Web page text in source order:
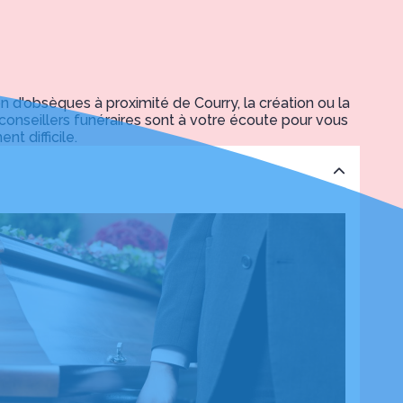
à proximité de Courry, la création ou la
funéraires sont à votre écoute pour vous
difficile.